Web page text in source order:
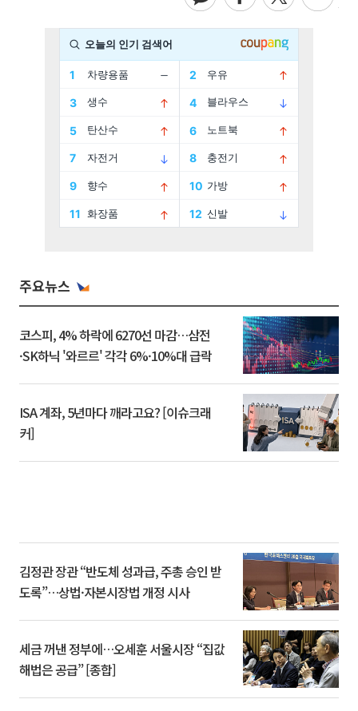
주요뉴스
코스피, 4% 하락에 6270선 마감…삼전
·SK하닉 '와르르' 각각 6%·10%대 급락
ISA 계좌, 5년마다 깨라고요? [이슈크래
커]
김정관 장관 “반도체 성과급, 주총 승인 받
도록”…상법·자본시장법 개정 시사
세금 꺼낸 정부에…오세훈 서울시장 “집값
해법은 공급” [종합]